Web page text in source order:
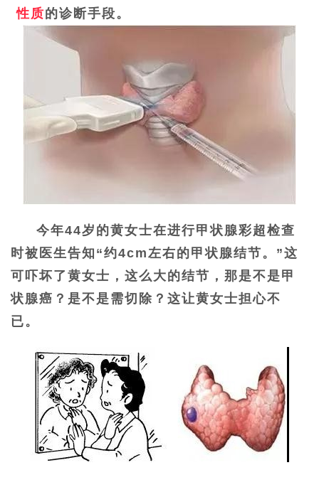
性质的诊断手段。
今年44岁的黄女士在进行甲状腺彩超检查
时被医生告知“约4cm左右的甲状腺结节。”这
可吓坏了黄女士，这么大的结节，那是不是甲
状腺癌？是不是需切除？这让黄女士担心不
已。